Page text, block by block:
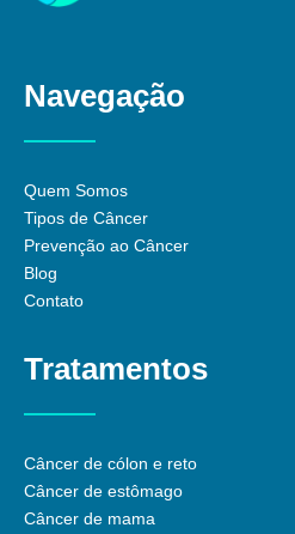
Navegação
Quem Somos
Tipos de Câncer
Prevenção ao Câncer
Blog
Contato
Tratamentos
Câncer de cólon e reto
Câncer de estômago
Câncer de mama